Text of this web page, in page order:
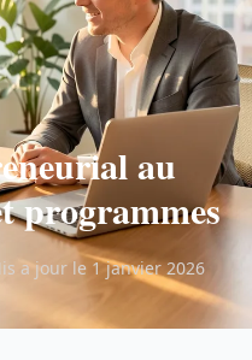
au
programmes
a jour le 1 janvier 2026